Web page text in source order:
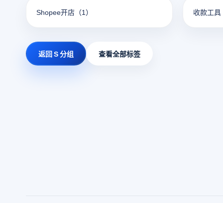
Shopee开店 （1） 收款工具
返回 S 分组 查看全部标签